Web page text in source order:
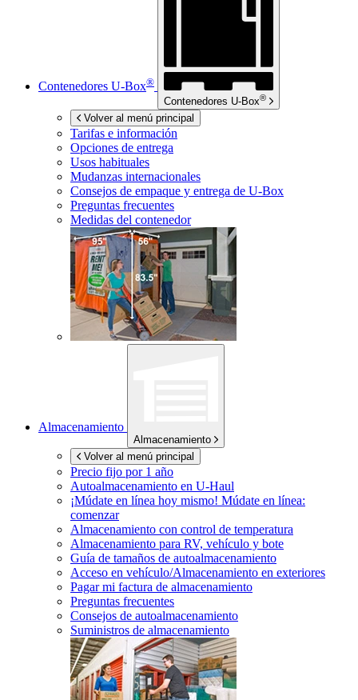
Contenedores U-Box®
Contenedores U-Box®
Volver al menú principal
Tarifas e información
Opciones de entrega
Usos habituales
Mudanzas internacionales
Consejos de empaque y entrega de U-Box
Preguntas frecuentes
Medidas del contenedor
Almacenamiento
Almacenamiento
Volver al menú principal
Precio fijo por 1 año
Autoalmacenamiento en U-Haul
¡Múdate en línea hoy mismo! Múdate en línea:
comenzar
Almacenamiento con control de temperatura
Almacenamiento para RV, vehículo y bote
Guía de tamaños de autoalmacenamiento
Acceso en vehículo/Almacenamiento en exteriores
Pagar mi factura de almacenamiento
Preguntas frecuentes
Consejos de autoalmacenamiento
Suministros de almacenamiento